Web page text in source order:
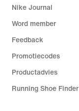
Nike Journal
Word member
Feedback
Promotiecodes
Productadvies
Running Shoe Finder